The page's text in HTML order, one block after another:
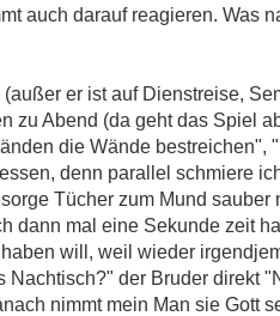
auch darauf reagieren. Was
er ist auf Dienstreise,
zu Abend (da geht das Spiel
die Wände bestreichen",
denn parallel schmiere
Tücher zum Mund
dann mal eine Sekunde zeit
will, weil wieder
der Bruder direkt
nimmt mein Man sie Gott